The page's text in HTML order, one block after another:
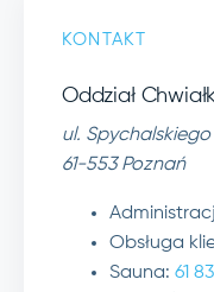
KONTAKT
Oddział
ul. Spychalskiego
61-553 Poznań
Obsługa
Sauna: 61